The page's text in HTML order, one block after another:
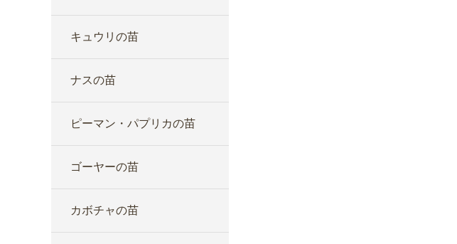
キュウリの苗
ナスの苗
ピーマン・パプリカの苗
ゴーヤーの苗
カボチャの苗